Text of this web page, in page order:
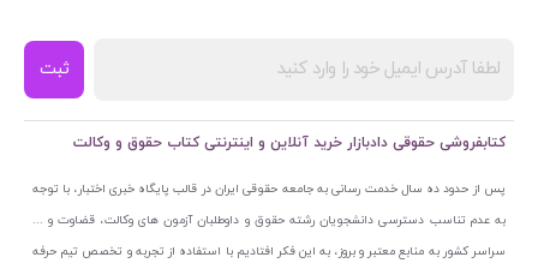
ثبت
کتابفروشی حقوقی دادبازار خرید آنلاین و اینترنتی کتاب حقوق و وکالت
پس از حدود ده سال خدمت رسانی به جامعه حقوقی ایران در قالب پایگاه خبری اختبار، با توجه
به عدم تناسب دسترسی دانشجویان رشته حقوق و داوطلبان آزمون های وکالت، قضاوت و ...
سراسر کشور به منابع معتبر و بروز، به این فکر افتادیم با استفاده از تجربه و تخصص تیم حرفه